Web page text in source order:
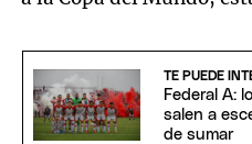
TE PUEDE
Federal A:
salen a
de sumar